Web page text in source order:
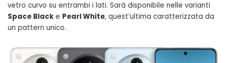
vetro curvo su entrambi i lati. Sarà disponibile nelle varianti
Space Black e Pearl White, quest’ultima caratterizzata da
un pattern unico.